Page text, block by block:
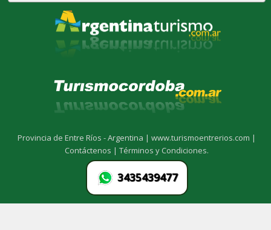
Provincia de Entre Ríos - Argentina |www.turismoentrerios.com |
Contáctenos |Términos y Condiciones.
3435439477